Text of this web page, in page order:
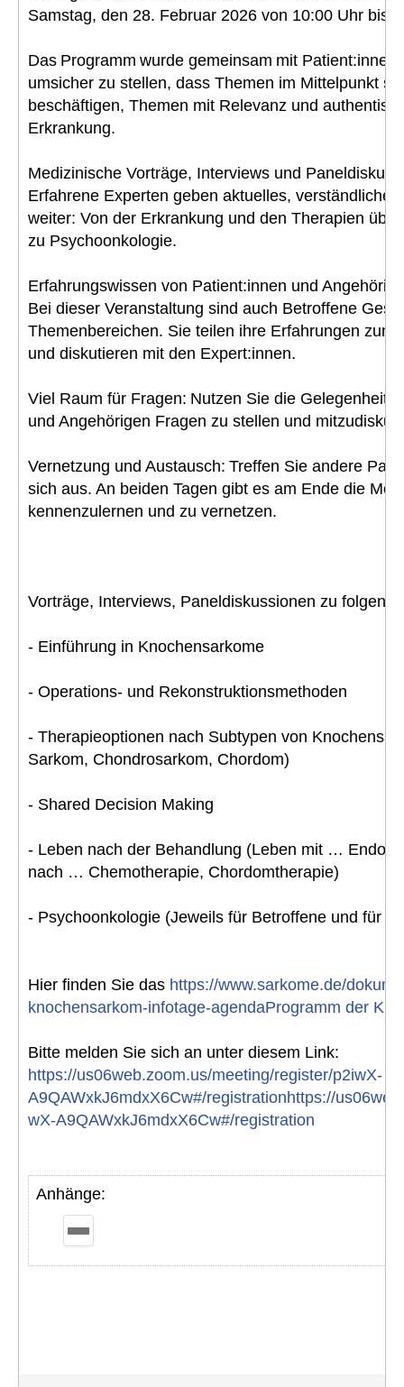
Samstag, den 28. Februar 2026 von 10:00 Uhr bis
Das Programm wurde gemeinsam mit
umsicher zu stellen, dass Themen im Mittelpunkt
beschäftigen, Themen mit Relevanz und
Erkrankung.
Medizinische Vorträge, Interviews und
Erfahrene Experten geben aktuelles,
weiter: Von der Erkrankung und den Therapien
zu Psychoonkologie.
Erfahrungswissen von Patient:innen und
Bei dieser Veranstaltung sind auch Betroffene
Themenbereichen. Sie teilen ihre Erfahrungen zum
und diskutieren mit den Expert:innen.
Viel Raum für Fragen: Nutzen Sie die Gelegenheit,
und Angehörigen Fragen zu stellen und
Vernetzung und Austausch: Treffen Sie andere
sich aus. An beiden Tagen gibt es am Ende die
kennenzulernen und zu vernetzen.
Vorträge, Interviews, Paneldiskussionen zu
- Einführung in Knochensarkome
- Operations- und Rekonstruktionsmethoden
- Therapieoptionen nach Subtypen von
Sarkom, Chondrosarkom, Chordom)
- Shared Decision Making
- Leben nach der Behandlung (Leben mit …
nach … Chemotherapie, Chordomtherapie)
- Psychoonkologie (Jeweils für Betroffene und für
Hier finden Sie das https://www.sarkome.de/
knochensarkom-infotage-agendaProgramm der
Bitte melden Sie sich an unter diesem Link:
https://us06web.zoom.us/meeting/register/p2iwX-
A9QAWxkJ6mdxX6Cw#/registrationhttps://
wX-A9QAWxkJ6mdxX6Cw#/registration
Anhänge: